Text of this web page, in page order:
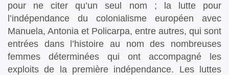
pour ne citer qu’un seul nom ; la lutte pour
l’indépendance du colonialisme européen avec
Manuela, Antonia et Policarpa, entre autres, qui sont
entrées dans l’histoire au nom des nombreuses
femmes déterminées qui ont accompagné les
exploits de la première indépendance. Les luttes